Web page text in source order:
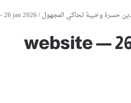
حسرة وخيبة تحاكي المجهول/
jan 2026
website —